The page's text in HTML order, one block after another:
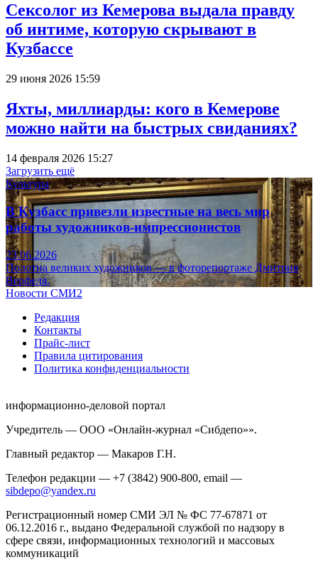
Сексолог из Кемерова выдала правду
об интиме, которую скрывают в
Кузбассе
29 июня 2026 15:59
Яхты, миллиарды: кого в Кемерове
можно найти на быстрых свиданиях?
14 февраля 2026 15:27
Загрузить ещё
Культура
В Кузбасс привезли известные на весь мир
работы художников-импрессионистов
23.06.2026
Полотна великих художников — в фоторепортаже Дмитрия
Верфеля.
Новости СМИ2
Редакция
Контакты
Прайс-лист
Правила цитирования
Политика конфиденциальности
информационно-деловой портал
Учредитель — ООО «Онлайн-журнал «Сибдепо»».
Главный редактор — Макаров Г.Н.
Телефон редакции — +7 (3842) 900-800, email —
sibdepo@yandex.ru
Регистрационный номер СМИ ЭЛ № ФС 77-67871 от
06.12.2016 г., выдано Федеральной службой по надзору в
сфере связи, информационных технологий и массовых
коммуникаций